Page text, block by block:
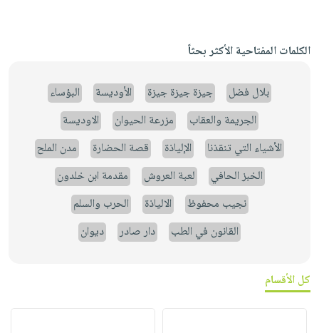
الكلمات المفتاحية الأكثر بحثاً
بلال فضل جيزة جيزة جيزة الأوديسة
البؤساء
الجريمة والعقاب
مزرعة الحيوان
الاوديسة
الأشياء التي تنقذنا
الإلياذة قصة الحضارة
مدن الملح
الخبز الحافي
لعبة العروش
مقدمة ابن خلدون
نجيب محفوظ
الالياذة
الحرب والسلم
القانون في الطب
دار صادر ديوان
كل الأقسام